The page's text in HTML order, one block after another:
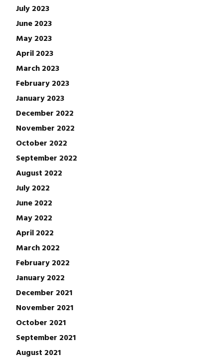
July 2023
June 2023
May 2023
April 2023
March 2023
February 2023
January 2023
December 2022
November 2022
October 2022
September 2022
August 2022
July 2022
June 2022
May 2022
April 2022
March 2022
February 2022
January 2022
December 2021
November 2021
October 2021
September 2021
August 2021